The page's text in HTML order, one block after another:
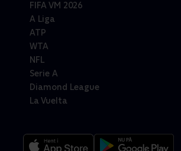
FIFA VM 2026
A Liga
ATP
WTA
NFL
Serie A
Diamond League
La Vuelta